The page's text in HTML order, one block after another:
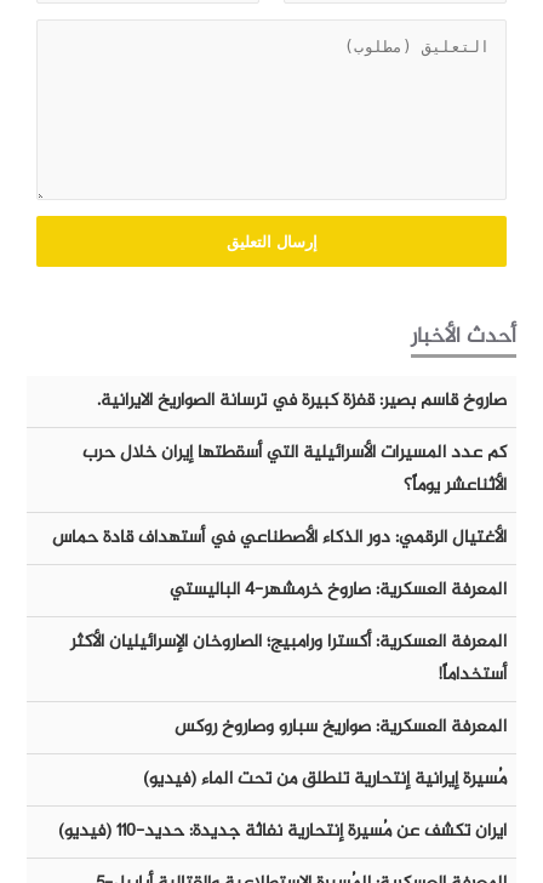
أحدث الأخبار
صاروخ قاسم بصير: قفزة كبيرة في ترسانة الصواريخ الايرانية.
كم عدد المسيرات الأسرائيلية التي أسقطتها إيران خلال حرب
الأثناعشر يوماً؟
الأغتيال الرقمي: دور الذكاء الأصطناعي في أستهداف قادة حماس
المعرفة العسكرية: صاروخ خرمشهر-٤ الباليستي
المعرفة العسكرية: أكسترا ورامبيج؛ الصاروخان الإسرائيليان الأكثر
أستخداماً!
المعرفة العسكرية: صواريخ سبارو وصاروخ روكس
مُسيرة إيرانية إنتحارية تنطلق من تحت الماء (فيديو)
ايران تكشف عن مُسيرة إنتحارية نفاثة جديدة: حديد-١١٠ (فيديو)